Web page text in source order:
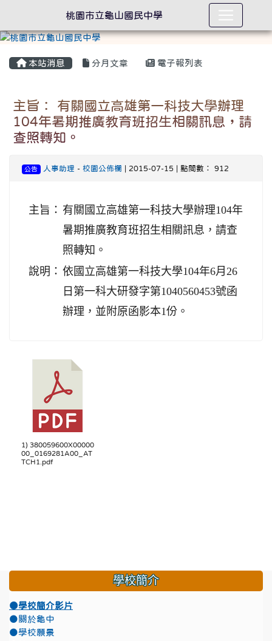
本站消息 分月文章 電子報列表
主旨： 有關國立高雄第一科技大學辦理
104年暑期推廣教育班招生相關訊息，請
查照轉知。
公告 人事助理 - 校園公佈欄 | 2015-07-15 | 點閱數： 912
主旨： 有關國立高雄第一科技大學辦理104年
暑期推廣教育班招生相關訊息，請查
照轉知。
說明： 依國立高雄第一科技大學104年6月26
日第一科大研發字第1040560453號函
辦理，並附原函影本1份。
1) 380059600X00000
00_0169281A00_AT
TCH1.pdf
學校簡介
●學校簡介影片
●關於龜中
●學校願景
桃園市立龜山國民中學